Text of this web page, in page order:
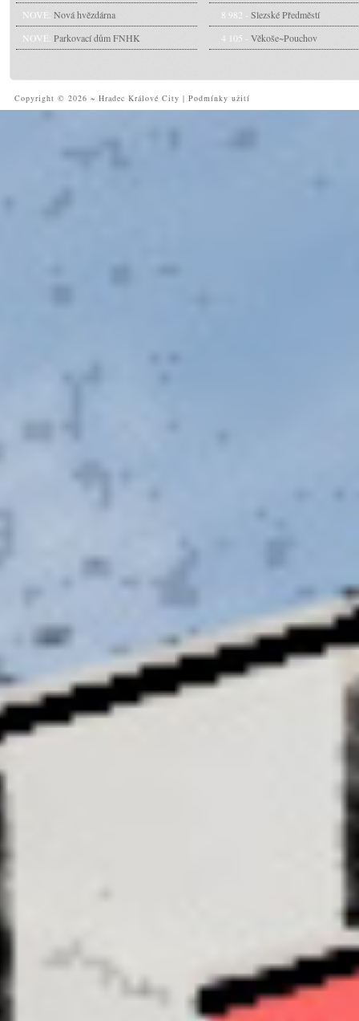
NOVÉ: Nová hvězdárna
NOVÉ: Parkovací dům FNHK
8 982 - Slezské Předměstí
4 105 - Věkoše~Pouchov
Copyright © 2026 ~ Hradec Králové City | Podmínky užití